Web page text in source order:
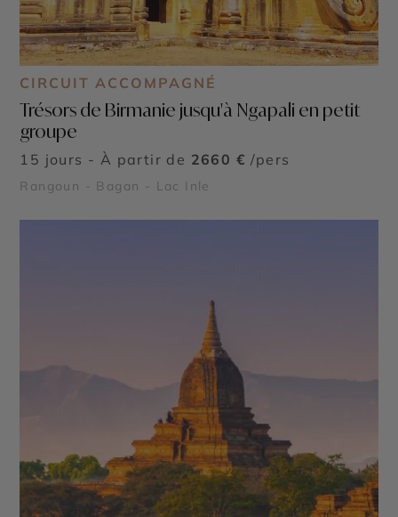
CIRCUIT ACCOMPAGNÉ
Trésors de Birmanie jusqu'à Ngapali en petit
groupe
15 jours - À partir de 2660 € /pers
Rangoun - Bagan - Lac Inle